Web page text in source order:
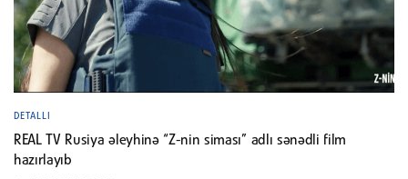
DETALLI
REAL TV Rusiya əleyhinə “Z-nin siması” adlı sənədli film
hazırlayıb